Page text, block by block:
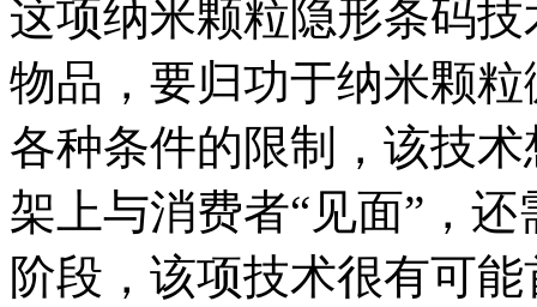
这项纳米颗粒隐形条码
物品，要归功于纳米颗
各种条件的限制，该技
架上与消费者“见面”，
阶段，该项技术很有可